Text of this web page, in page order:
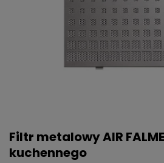
Filtr metalowy AIR
kuchennego